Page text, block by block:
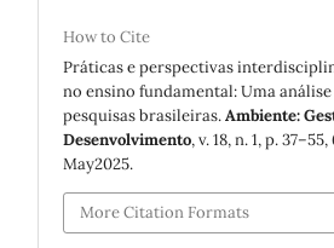
How to Cite
Práticas e perspectivas
no ensino fundamental: Uma análise
pesquisas brasileiras.Ambiente:
Desenvolvimento, v. 18, n. 1, p. 37–55,
May2025.
More Citation Formats